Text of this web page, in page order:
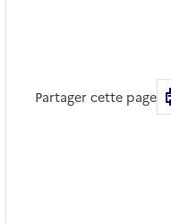
Partager cette page